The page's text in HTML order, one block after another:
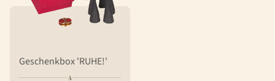
Geschenkbox 'RUHE!'